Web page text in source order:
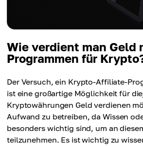
Wie verdient man
Programmen für
Der Versuch, ein Krypto-Affiliate-
ist eine großartige Möglichkeit für
Kryptowährungen Geld verdienen
Aufwand zu betreiben, da Wissen
besonders wichtig sind, um an
teilzunehmen. Es ist wichtig zu